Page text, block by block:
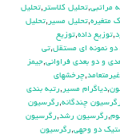
مراتبي,تحليل كلاستر ,تحليل
متغيره,تحليل مسير ,تحليل
,توزيع داده,توزيع
دو نمونه اي مستقل,تي
و دو بعدي فراواني,جيمز
,چرخشهاي
,دياگرام مسير ,رتبه بندي
رگرسيون چندگانه,رگرسيون
,رگرسيون رشد,رگرسيون
دو وجهي,رگرسيون